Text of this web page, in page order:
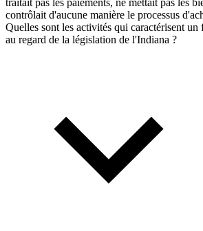
contrôlait d'aucune manière le processus
Quelles sont les activités qui caractérisent un
au regard de la législation de l'Indiana ?